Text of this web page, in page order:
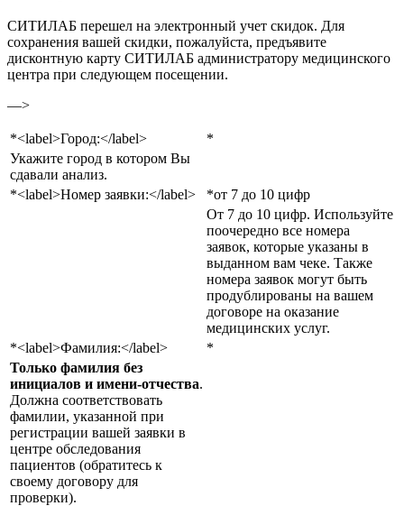
СИТИЛАБ перешел на электронный учет скидок. Для
сохранения вашей скидки, пожалуйста, предъявите
дисконтную карту СИТИЛАБ администратору медицинского
центра при следующем посещении.
—>
*<label>Город:</label>
*
Укажите город в котором Вы
сдавали анализ.
*<label>Номер заявки:</label> *от 7 до 10 цифр
От 7 до 10 цифр. Используйте
поочередно все номера
заявок, которые указаны в
выданном вам чеке. Также
номера заявок могут быть
продублированы на вашем
договоре на оказание
медицинских услуг.
*<label>Фамилия:</label>
*
Только фамилия без
инициалов и имени-отчества.
Должна соответствовать
фамилии, указанной при
регистрации вашей заявки в
центре обследования
пациентов (обратитесь к
своему договору для
проверки).